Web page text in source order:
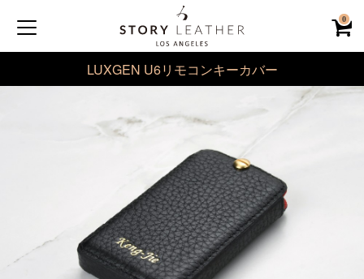
0
LUXGEN U6リモコンキーカバー